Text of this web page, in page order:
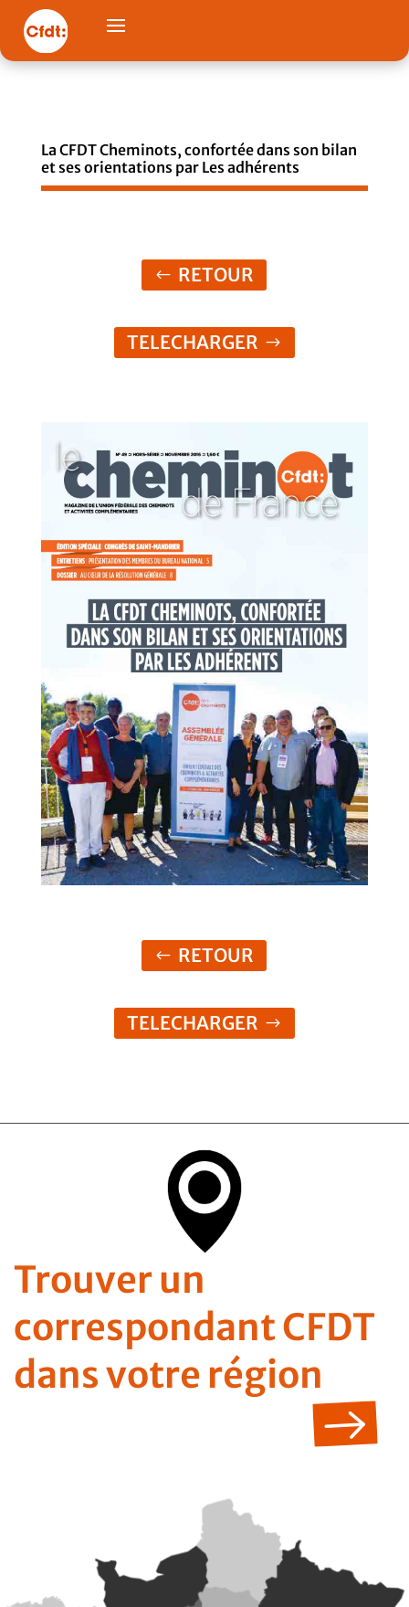
La CFDT Cheminots, confortée dans son bilan
et ses orientations par Les adhérents
RETOUR
TELECHARGER
RETOUR
TELECHARGER
Trouver un
correspondant CFDT
dans votre région